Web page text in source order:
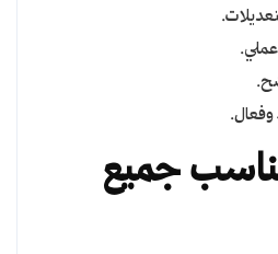
جميع